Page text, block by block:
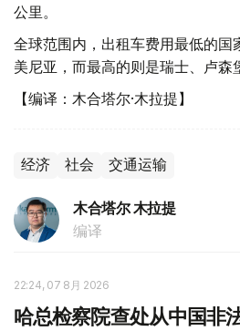
公里。
全球范围内，出租车费用最低的国
美尼亚，而最高的则是瑞士、卢森
【编译：木合塔尔·木拉提】
经济 社会 交通运输
木合塔尔 木拉提
编译
22:24, 07 8月 2026
哈总检察院查处从中国非